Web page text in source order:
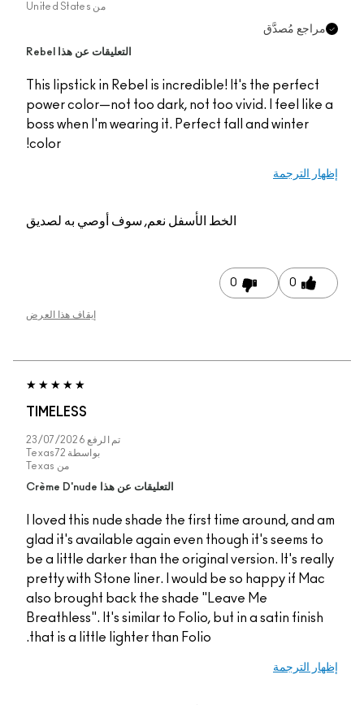
United States
مُصدَّق
التعليقات عن هذا Rebel
This lipstick in Rebel is incredible! It's the
power color—not too dark, not too vivid. I feel
boss when I'm wearing it. Perfect fall and winter
الترجمة
الخط الأسفلنعم, سوف أوصي به لصديق
0
إيقاف هذا العرض
TIMELESS
23/07/2026
Texas72
التعليقات عن هذا Crème D'nude
I loved this nude shade the first time around,
glad it's available again even though it's seems
be a little darker than the original version. It's
pretty with Stone liner. I would be so happy if
also brought back the shade "Leave Me
Breathless". It's similar to Folio, but in a satin
that is a little lighter than Folio.
الترجمة